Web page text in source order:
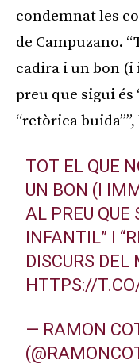
condemnat les
de Campuzano.
cadira i un bon
preu que sigui
“retòrica
TOT EL QUE
UN BON (I
AL PREU QUE
INFANTIL” I
DISCURS
HTTPS://
— RAMON